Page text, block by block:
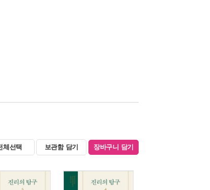
체선택 보관함 담기 장바구니 담기